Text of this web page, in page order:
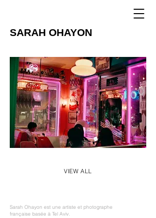
SARAH OHAYON
VIEW ALL
Sarah Ohayon est une artiste et photographe
française basée à Tel Aviv.